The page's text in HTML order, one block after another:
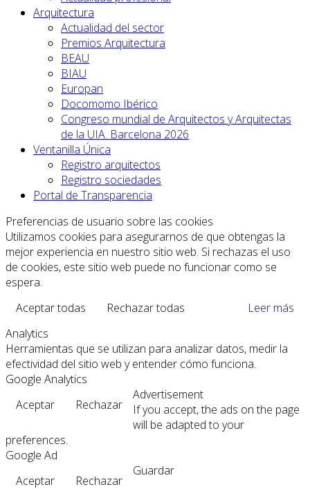
Arquitectura
Actualidad del sector
Premios Arquitectura
BEAU
BIAU
Europan
Docomomo Ibérico
Congreso mundial de Arquitectos y Arquitectas
de la UIA. Barcelona 2026
Ventanilla Única
Registro arquitectos
Registro sociedades
Portal de Transparencia
Preferencias de usuario sobre las cookies
Utilizamos cookies para asegurarnos de que obtengas la
mejor experiencia en nuestro sitio web. Si rechazas el uso
de cookies, este sitio web puede no funcionar como se
espera.
Aceptar todas
Rechazar todas
Leer más
Analytics
Herramientas que se utilizan para analizar datos, medir la
efectividad del sitio web y entender cómo funciona.
Google Analytics
Aceptar
Rechazar
Advertisement
If you accept, the ads on the page
will be adapted to your
preferences.
Google Ad
Aceptar
Rechazar
Guardar